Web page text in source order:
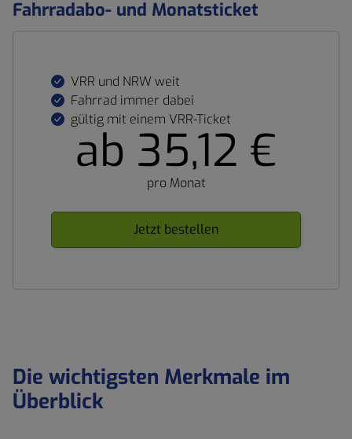
Fahrradabo- und Monatsticket
VRR und NRW weit
Fahrrad immer dabei
gültig mit einem VRR-Ticket
ab 35,12 €
pro Monat
Jetzt bestellen
Die wichtigsten Merkmale im
Überblick